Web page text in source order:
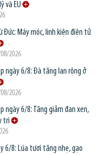
EU
Đức: Máy móc, linh kiện điện tử
2026
ngày 6/8: Đà tăng lan rộng ở
2026
ngày 6/8: Tăng giảm đan xen,
6/8: Lúa tươi tăng nhẹ, gạo